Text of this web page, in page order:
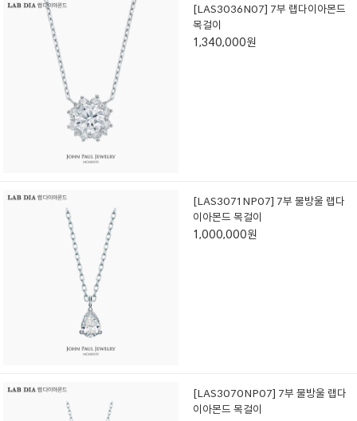
[LAS3036N07] 7부 랩다이아몬드
목걸이
1,340,000원
[LAS3071NP07] 7부 물방울 랩다
이아몬드 목걸이
1,000,000원
[LAS3070NP07] 7부 물방울 랩다
이아몬드 목걸이